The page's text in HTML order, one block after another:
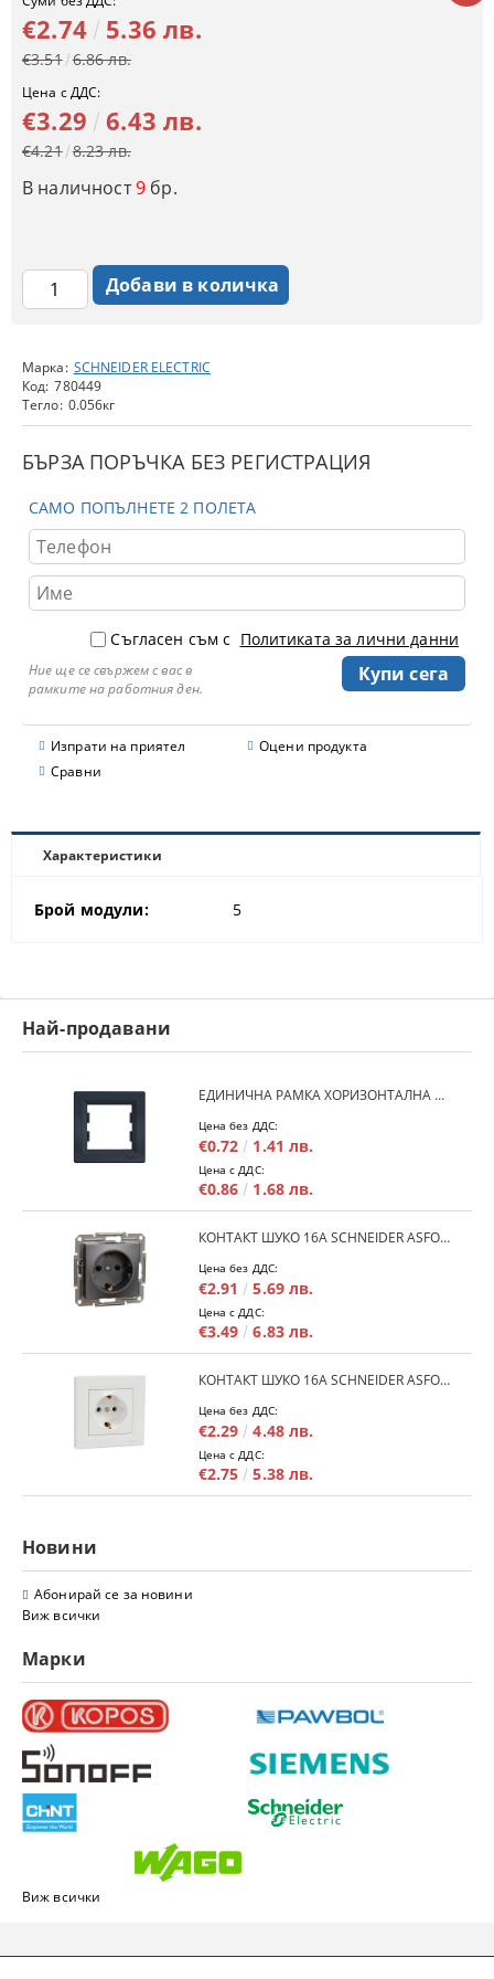
Марка: SCHNEIDER ELECTRIC
Код: 780449
Тегло: 0.056кг
БЪРЗА ПОРЪЧКА БЕЗ РЕГИСТРАЦИЯ
САМО ПОПЪЛНЕТЕ 2 ПОЛЕТА
Съгласен съм с Политиката за лични данни
Ние ще се свържем с вас в
рамките на работния ден.
Изпрати на приятел
Оцени продукта
Сравни
€2.74 5.36 лв.
€3.51 6.86 лв.
Цена с ДДС:
€3.29 6.43 лв.
€4.21 8.23 лв.
В наличност9 бр.
Характеристики
Брой модули: 5
Най-продавани
ЕДИНИЧНА РАМКА ХОРИЗОНТАЛНА SCHNEIDER ASFORA EPH5800171 - АНТРАЦИТ
Цена без ДДС:
€0.72 1.41 лв.
Цена с ДДС:
€0.86 1.68 лв.
КОНТАКТ ШУКО 16A SCHNEIDER ASFORA EPH2900171 - АНРАЦИТ
Цена без ДДС:
€2.91 5.69 лв.
Цена с ДДС:
€3.49 6.83 лв.
КОНТАКТ ШУКО 16A SCHNEIDER ASFORA EPH2900121 - БЯЛ
Цена без ДДС:
€2.29 4.48 лв.
Цена с ДДС:
€2.75 5.38 лв.
Новини
Абонирай се за новини
Виж всички
Марки
Виж всички